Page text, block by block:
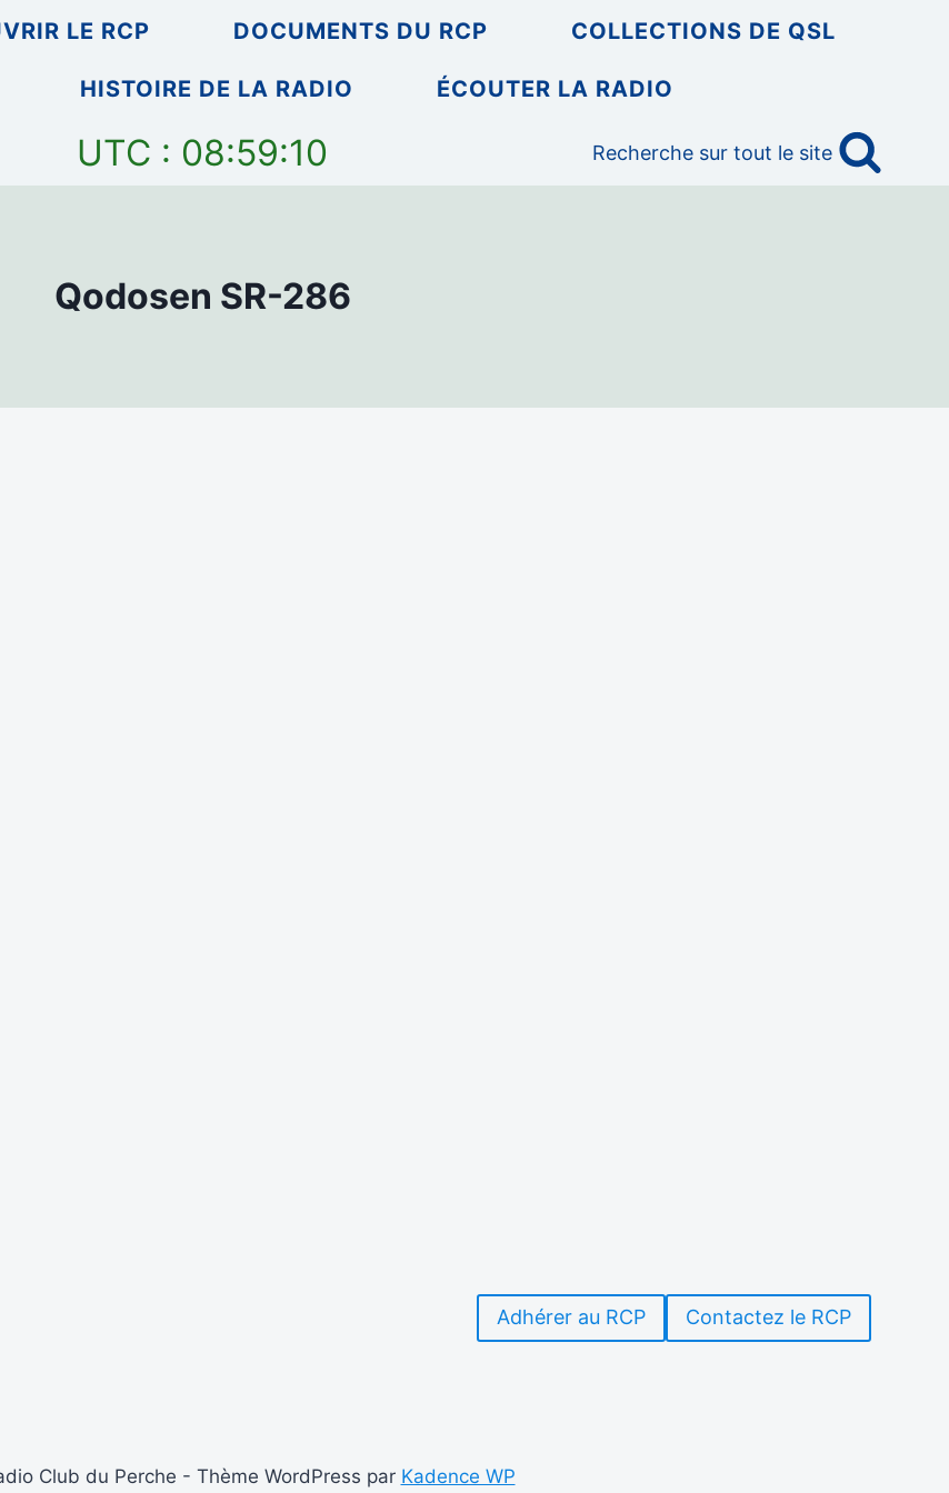
LE RCP DOCUMENTS DU RCP COLLECTIONS DE QSL
HISTOIRE DE LA RADIO ÉCOUTER LA RADIO
UTC : 08:59:10 Recherche sur tout le site
Qodosen SR-286
Adhérer au RCP Contactez le RCP
Club du Perche - Thème WordPress par Kadence WP